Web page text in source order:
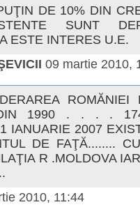
DE 10% DIN
SUNT
ESTE INTERES U.E.
09 martie 2010,
ROMĂNIEI
1990 . . . .
IANUARIE 2007
DE FAŢĂ........
R .MOLDOVA
2010, 11:44